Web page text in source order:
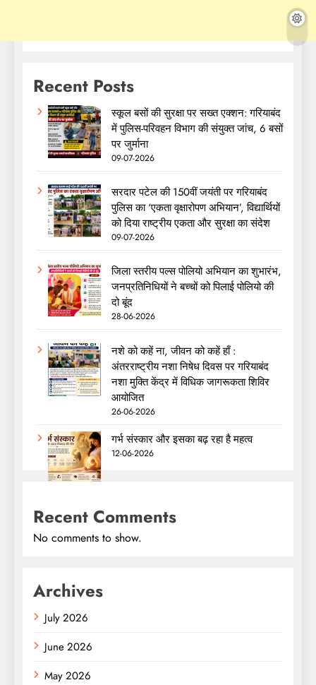
Recent Posts
स्कूल बसों की सुरक्षा पर सख्त एक्शन: गरियाबंद
में पुलिस-परिवहन विभाग की संयुक्त जांच, 6 बसों
पर जुर्माना
09-07-2026
सरदार पटेल की 150वीं जयंती पर गरियाबंद
पुलिस का ‘एकता वृक्षारोपण अभियान’, विद्यार्थियों
को दिया राष्ट्रीय एकता और सुरक्षा का संदेश
09-07-2026
जिला स्तरीय पल्स पोलियो अभियान का शुभारंभ,
जनप्रतिनिधियों ने बच्चों को पिलाई पोलियो की
दो बूंद
28-06-2026
नशे को कहें ना, जीवन को कहें हाँ :
अंतरराष्ट्रीय नशा निषेध दिवस पर गरियाबंद
नशा मुक्ति केंद्र में विधिक जागरूकता शिविर
आयोजित
26-06-2026
गर्भ संस्कार और इसका बढ़ रहा है महत्व
12-06-2026
Recent Comments
No comments to show.
Archives
July 2026
June 2026
May 2026